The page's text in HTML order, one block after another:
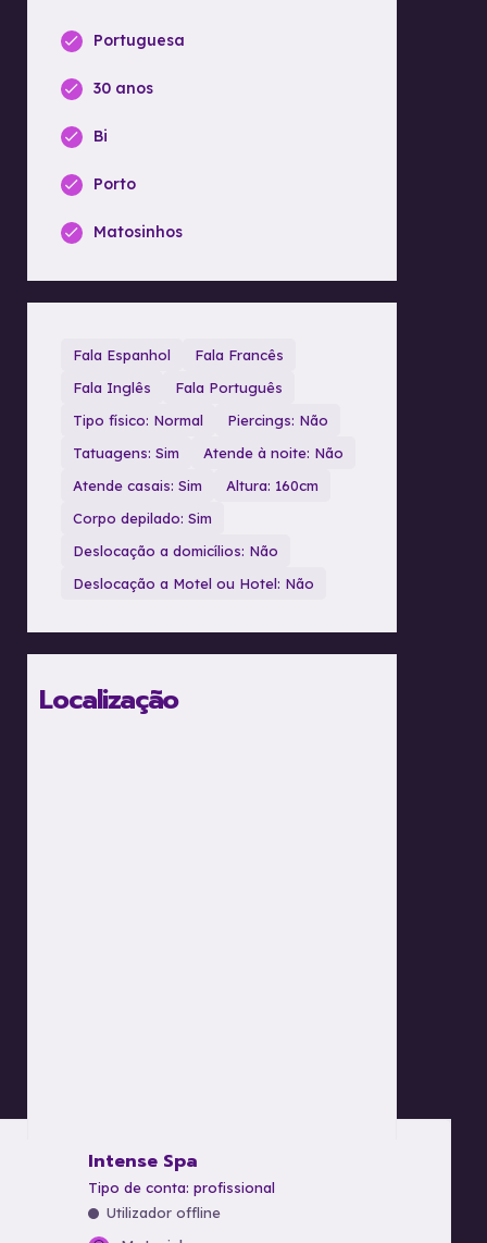
Portuguesa
30 anos
Bi
Porto
Matosinhos
Fala Espanhol
Fala Francês
Fala Inglês
Fala Português
Tipo físico: Normal
Piercings: Não
Tatuagens: Sim
Atende à noite: Não
Atende casais: Sim
Altura: 160cm
Corpo depilado: Sim
Deslocação a domicílios: Não
Deslocação a Motel ou Hotel: Não
Localização
Intense Spa
tipo de conta: profissional
Utilizador offline